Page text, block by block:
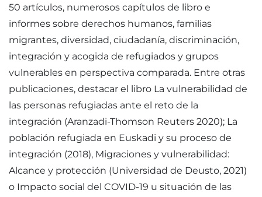
50 artículos, numerosos capítulos de libro e
informes sobre derechos humanos, familias
migrantes, diversidad, ciudadanía, discriminación,
integración y acogida de refugiados y grupos
vulnerables en perspectiva comparada. Entre otras
publicaciones, destacar el libro La vulnerabilidad de
las personas refugiadas ante el reto de la
integración (Aranzadi-Thomson Reuters 2020); La
población refugiada en Euskadi y su proceso de
integración (2018), Migraciones y vulnerabilidad:
Alcance y protección (Universidad de Deusto, 2021)
o Impacto social del COVID-19 u situación de las